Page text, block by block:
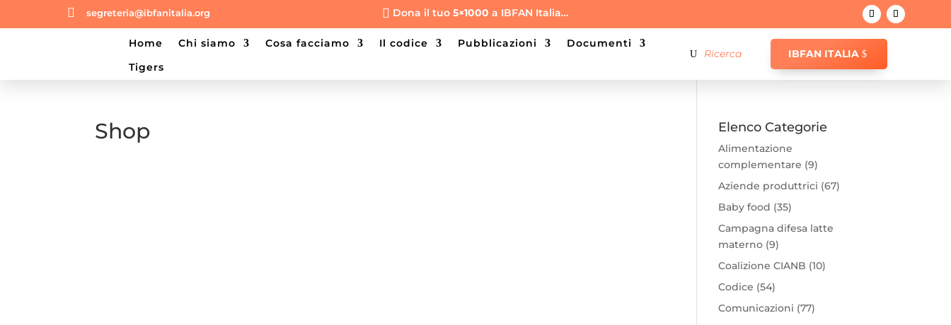
 segreteria@ibfanitalia.org  Dona il tuo5×1000a IBFAN Italia…
home chi siamo cosa facciamo il codice pubblicazioni
documenti
tigers
IBFAN ITALIA
Shop Elenco Categorie
Alimentazione
complementare (9)
Aziende produttrici (67)
Baby food (35)
Campagna difesa latte
materno (9)
Coalizione CIANB (10)
Codice (54)
Comunicazioni (77)